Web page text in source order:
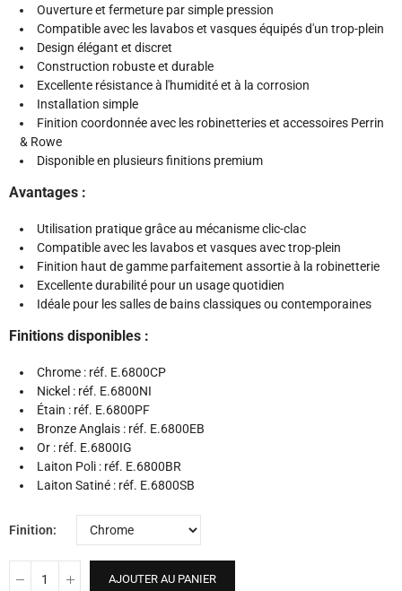
Ouverture et fermeture par simple pression
Compatible avec les lavabos et vasques équipés d'un trop-plein
Design élégant et discret
Construction robuste et durable
Excellente résistance à l'humidité et à la corrosion
Installation simple
Finition coordonnée avec les robinetteries et accessoires Perrin
& Rowe
Disponible en plusieurs finitions premium
Avantages :
Utilisation pratique grâce au mécanisme clic-clac
Compatible avec les lavabos et vasques avec trop-plein
Finition haut de gamme parfaitement assortie à la robinetterie
Excellente durabilité pour un usage quotidien
Idéale pour les salles de bains classiques ou contemporaines
Finitions disponibles :
Chrome : réf. E.6800CP
Nickel : réf. E.6800NI
Étain : réf. E.6800PF
Bronze Anglais : réf. E.6800EB
Or : réf. E.6800IG
Laiton Poli : réf. E.6800BR
Laiton Satiné : réf. E.6800SB
Finition
AJOUTER AU PANIER